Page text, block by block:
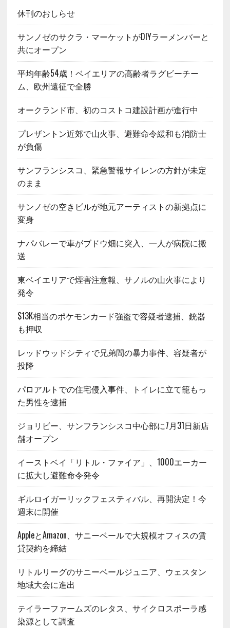
休刊のおしらせ
サンノゼのサクラ・マーケットがDIYラーメンバーと
共にオープン
平均年齢54歳！ベイエリアの高齢者ラグビーチー
ム、欧州遠征で全勝
オークランド市、初のコストコ建設計画が進行中
プレザントン近郊で山火事、避難命令緩和も消防士
が負傷
サンフランシスコ、緊急警報サイレンの方針が未定
のまま
サンノゼの空きビルが地元アーティストの新拠点に
変身
ナパバレーで車がブドウ畑に突入、一人が病院に搬
送
東ベイエリアで煙害注意報、サノルの山火事により
発令
$13K相当のポケモンカード強盗で容疑者逮捕、銃器
も押収
レッドウッドシティで兄弟間の暴力事件、容疑者が
投降
パロアルトでの住宅侵入事件、トイレに立て籠もっ
た男性を逮捕
ジョリビー、サンフランシスコ中心部に7月31日新店
舗オープン
イーストベイ「リトル・ファイア」、1000エーカー
に拡大し避難命令発令
ギルロイガーリックフェスティバル、再開決定！今
週末に開催
AppleとAmazon、サニーベールで大規模オフィスの賃
貸契約を締結
リトルリーグのサニーベールジュニア、ウェスタン
地域大会に進出
テイラーファームズのレタス、サイクロスポーラ感
染源として調査